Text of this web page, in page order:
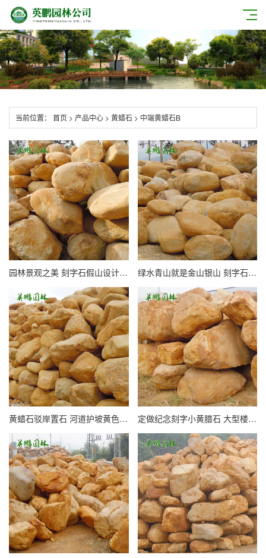
当前位置： 首页 > 产品中心 > 黄蜡石 > 中端黄蜡石B
园林景观之美 刻字石假山设计 点亮公园社区造型招牌景石魅力 绿水青山就是金山银山 刻字石企业校训石 园区招牌石别墅景石
黄蜡石驳岸置石 河道护坡黄色石头厂家 货源充足 量大优价 定做纪念刻字小黄腊石 大型楼盘黄蜡石 房地产奠基景观石